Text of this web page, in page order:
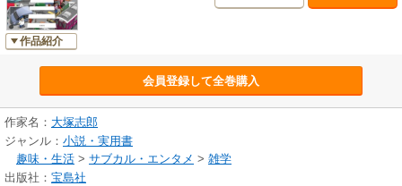
作品紹介
会員登録して全巻購入
作家名： 大塚志郎
ジャンル： 小説・実用書
趣味・生活 > サブカル・エンタメ > 雑学
出版社： 宝島社